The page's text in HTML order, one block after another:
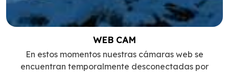
WEB CAM
En estos momentos nuestras cámaras web se
encuentran temporalmente desconectadas por